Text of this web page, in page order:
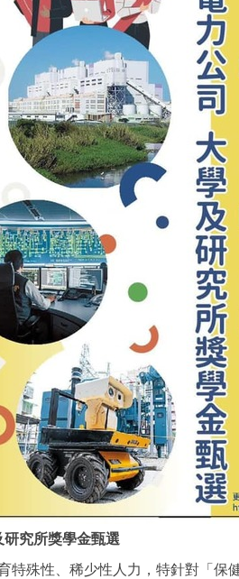
研究所獎學金甄選
特殊性、稀少性人力，特針對「保